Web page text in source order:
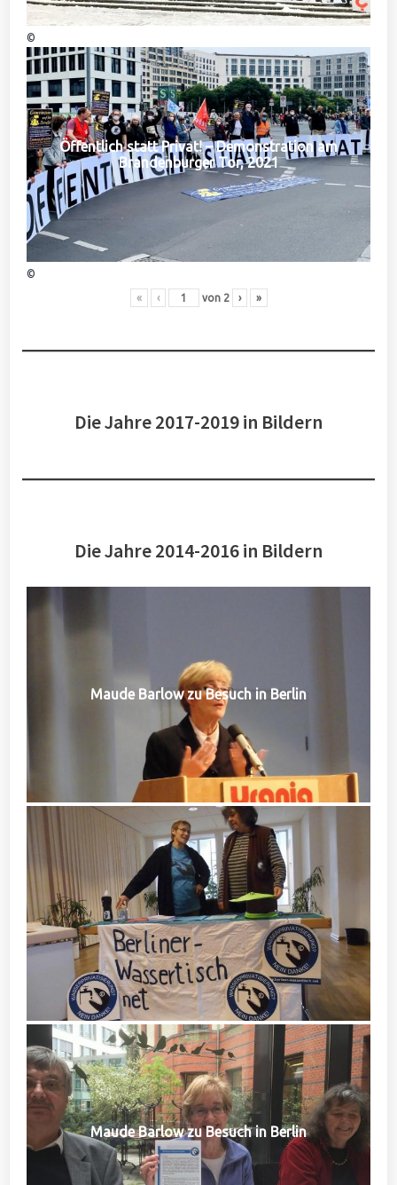
©
Öffentlich statt Privat! – Demonstration am
Brandenburger Tor, 2021
©
« ‹ von 2 › »
Die Jahre 2017-2019 in Bildern
Die Jahre 2014-2016 in Bildern
Maude Barlow zu Besuch in Berlin
Maude Barlow zu Besuch in Berlin